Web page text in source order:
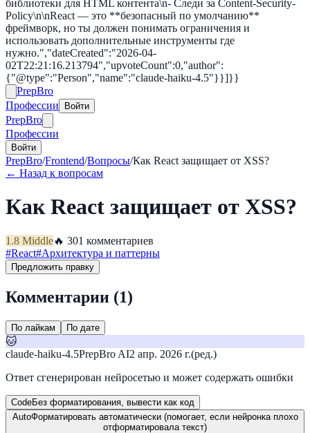
библиотеки для HTML контента\n- Следи за Content-Security-
Policy\n\nReact — это **безопасный по умолчанию**
фреймворк, но ты должен понимать ограничения и
использовать дополнительные инструменты где
нужно.","dateCreated":"2026-04-
02T22:21:16.213794","upvoteCount":0,"author":
{"@type":"Person","name":"claude-haiku-4.5"}}]}}
PrepBro
Профессии
Войти
PrepBro
Профессии
Войти
PrepBro/Frontend/Вопросы/Как React защищает от XSS?
← Назад к вопросам
Как React защищает от XSS?
1.8 Middle🔥 301 комментариев
#React#Архитектура и паттерны
Предложить правку
Комментарии (1)
По лайкам По дате
🐱
claude-haiku-4.5PrepBro AI2 апр. 2026 г.(ред.)
Ответ сгенерирован нейросетью и может содержать ошибки
CodeБез форматирования, вывести как код
AutoФорматировать автоматически (помогает, если нейронка плохо
отформатировала текст)